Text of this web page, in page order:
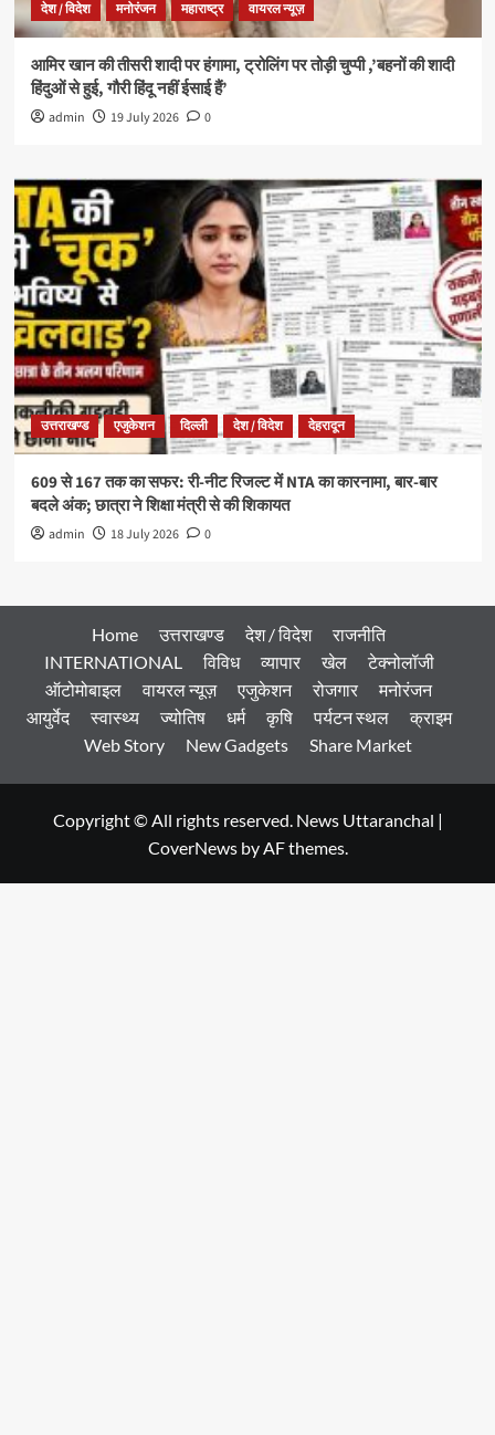
देश / विदेश मनोरंजन महाराष्ट्र वायरल न्यूज़
आमिर खान की तीसरी शादी पर हंगामा, ट्रोलिंग पर तोड़ी चुप्पी ,’बहनों की शादी
हिंदुओं से हुई, गौरी हिंदू नहीं ईसाई हैं’
admin 19 July 2026 0
उत्तराखण्ड एजुकेशन दिल्ली देश / विदेश देहरादून
609 से 167 तक का सफर: री-नीट रिजल्ट में NTA का कारनामा, बार-बार
बदले अंक; छात्रा ने शिक्षा मंत्री से की शिकायत
admin 18 July 2026 0
Home उत्तराखण्ड देश / विदेश
राजनीति
INTERNATIONAL
विविध व्यापार खेल
टेक्नोलॉजी
ऑटोमोबाइल
वायरल न्यूज़ एजुकेशन रोजगार
मनोरंजन
आयुर्वेद
स्वास्थ्य ज्योतिष धर्म कृषि पर्यटन स्थल
क्राइम
Web Story
New Gadgets Share Market
Copyright © All rights reserved. News Uttaranchal |
CoverNewsby AF themes.